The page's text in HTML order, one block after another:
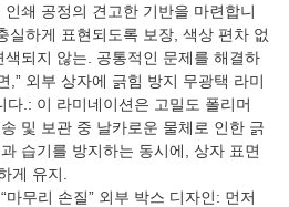
쇄 공정의 견고한 기반을 마련합니
실하게 표현되도록 보장, 색상 편차 없
되지 않는. 공통적인 문제를 해결하
,” 외부 상자에 긁힘 방지 무광택 라미
다.: 이 라미네이션은 고밀도 폴리머
및 보관 중 날카로운 물체로 인한 긁
습기를 방지하는 동시에, 상자 표면
게 유지.
무리 손질” 외부 박스 디자인: 먼저